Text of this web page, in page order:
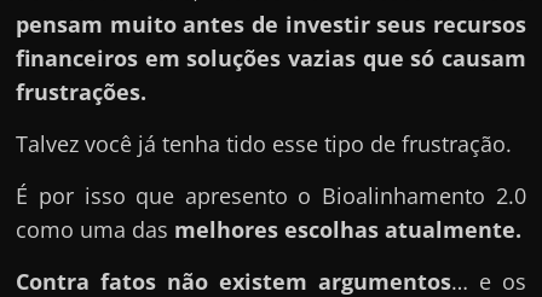
pensam muito antes de investir seus recursos
financeiros em soluções vazias que só causam
frustrações.
Talvez você já tenha tido esse tipo de frustração.
É por isso que apresento o Bioalinhamento 2.0
como uma das melhores escolhas atualmente.
Contra fatos não existem argumentos… e os